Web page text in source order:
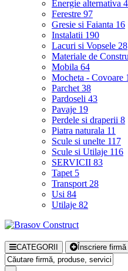
Energie alternativa
Ferestre 97
Gresie si Faianta 16
Instalatii 190
Lacuri si Vopsele 28
Materiale de
Mobila 64
Mocheta - Covoare
Parchet 38
Pardoseli 43
Pavaje 19
Perdele si draperii 8
Piatra naturala 11
Scule si unelte 117
Scule si Utilaje 116
SERVICII 83
Tapet 5
Transport 28
Usi 84
Utilaje 82
CATEGORII Înscriere firmă